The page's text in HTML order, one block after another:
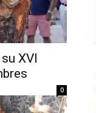
XVI
0